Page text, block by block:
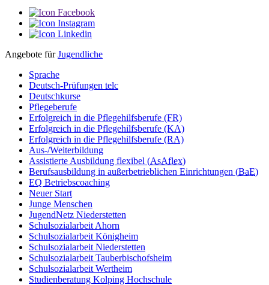
Angebote fürJugendliche
Sprache
Deutsch-Prüfungen telc
Deutschkurse
Pflegeberufe
Erfolgreich in die Pflegehilfsberufe (FR)
Erfolgreich in die Pflegehilfsberufe (KA)
Erfolgreich in die Pflegehilfsberufe (RA)
Aus-/Weiterbildung
Assistierte Ausbildung flexibel (AsAflex)
Berufsausbildung in außerbetrieblichen Einrichtungen (BaE)
EQ Betriebscoaching
Neuer Start
Junge Menschen
JugendNetz Niederstetten
Schulsozialarbeit Ahorn
Schulsozialarbeit Königheim
Schulsozialarbeit Niederstetten
Schulsozialarbeit Tauberbischofsheim
Schulsozialarbeit Wertheim
Studienberatung Kolping Hochschule